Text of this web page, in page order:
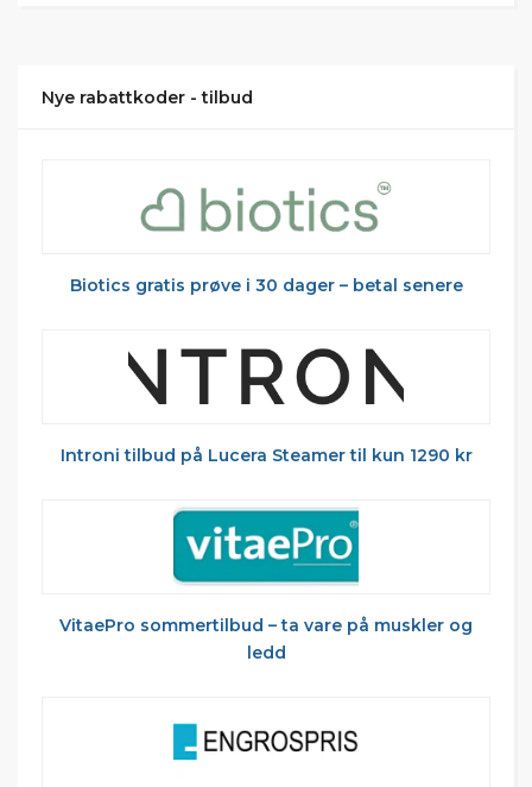
Nye rabattkoder - tilbud
Biotics gratis prøve i 30 dager – betal senere
Introni tilbud på Lucera Steamer til kun 1290 kr
VitaePro sommertilbud – ta vare på muskler og
ledd